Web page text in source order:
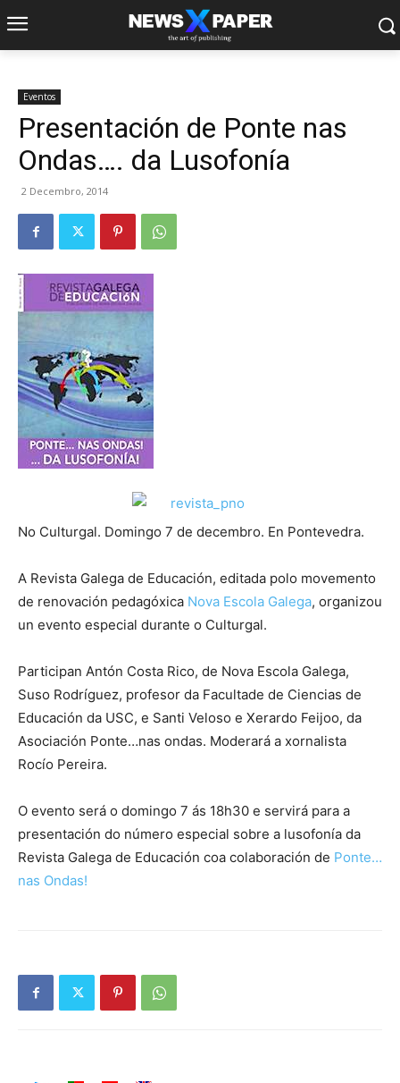
Eventos
Presentación de Ponte nas
Ondas…. da Lusofonía
2 Decembro, 2014
No Culturgal. Domingo 7 de decembro. En Pontevedra.
A Revista Galega de Educación, editada polo movemento
de renovación pedagóxica Nova Escola Galega, organizou
un evento especial durante o Culturgal.
Participan Antón Costa Rico, de Nova Escola Galega,
Suso Rodríguez, profesor da Facultade de Ciencias de
Educación da USC, e Santi Veloso e Xerardo Feijoo, da
Asociación Ponte…nas ondas. Moderará a xornalista
Rocío Pereira.
O evento será o domingo 7 ás 18h30 e servirá para a
presentación do número especial sobre a lusofonía da
Revista Galega de Educación coa colaboración de Ponte…
nas Ondas!